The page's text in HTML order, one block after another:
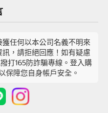
獲任何以本公司名義不明來
，請拒絕回應！如有疑慮
打165防詐騙專線。登入購
保障您自身帳戶安全。